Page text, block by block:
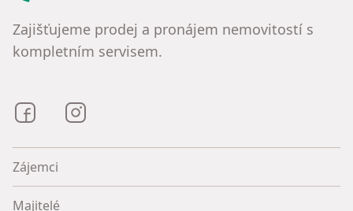
Zajišťujeme prodej a pronájem nemovitostí s
kompletním servisem.
Bezrealitky na Facebooku
Zájemci
Majitelé